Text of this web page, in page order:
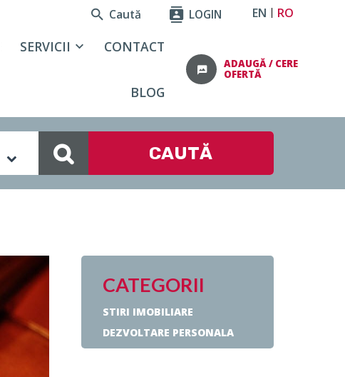
EN RO
LOGIN
Caută
SERVICII CONTACT
BLOG
ADAUGĂ / CERE
OFERTĂ
CAUTĂ
CATEGORII
STIRI IMOBILIARE
DEZVOLTARE PERSONALA